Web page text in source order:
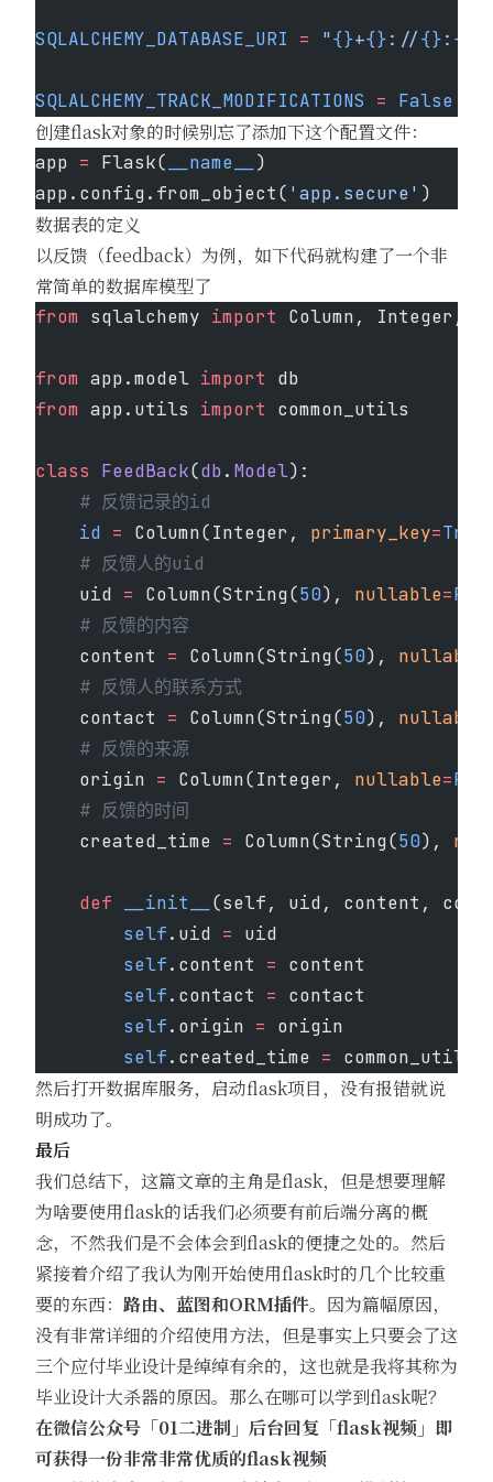
SQLALCHEMY_DATABASE_URI = "{}+{}://{}: {}
SQLALCHEMY_TRACK_MODIFICATIONS = False
创建flask对象的时候别忘了添加下这个配置文件：
app = Flask( __name__ )
app.config.from_object( 'app.secure' )
数据表的定义
以反馈（feedback）为例，如下代码就构建了一个非
常简单的数据库模型了
from sqlalchemy import Column, Integer,
from app.model import db
from app.utils import common_utils
class FeedBack(db. Model):
    # 反馈记录的id
    id
= Column(Integer, primary_key=True
    # 反馈人的uid
    uid
= Column(String(50), nullable=
    # 反馈的内容
    content
= Column(String(50), nullable
    # 反馈人的联系方式
    contact
= Column(String(50), nullable
    # 反馈的来源
    origin
= Column(Integer, nullable=
    # 反馈的时间
    created_time
= Column(String(50),
    def
__init__ (self, uid, content,
        self
.uid = uid
        self
.content = content
        self
.contact = contact
        self
.origin = origin
        self
.created_time =
然后打开数据库服务，启动flask项目，没有报错就说
明成功了。
最后
我们总结下，这篇文章的主角是flask，但是想要理解
为啥要使用flask的话我们必须要有前后端分离的概
念，不然我们是不会体会到flask的便捷之处的。然后
紧接着介绍了我认为刚开始使用flask时的几个比较重
要的东西： 路由、蓝图和ORM插件。因为篇幅原因，
没有非常详细的介绍使用方法，但是事实上只要会了这
三个应付毕业设计是绰绰有余的，这也就是我将其称为
毕业设计大杀器的原因。那么在哪可以学到flask呢？
在微信公众号「01二进制」后台回复「flask视频」即
可获得一份非常非常优质的flask视频